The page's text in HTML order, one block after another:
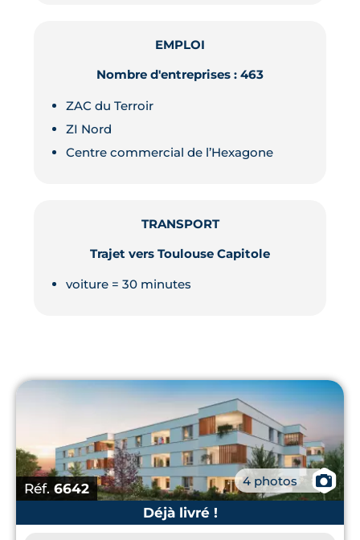
EMPLOI
Nombre d'entreprises : 463
ZAC du Terroir
ZI Nord
Centre commercial de l’Hexagone
TRANSPORT
Trajet vers Toulouse Capitole
voiture = 30 minutes
Réf. 6642 4 photos
📷
Déjà livré !